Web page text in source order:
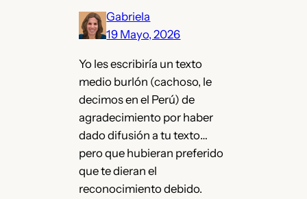
Gabriela
19 Mayo, 2026
Yo les escribiría un texto
medio burlón (cachoso, le
decimos en el Perú) de
agradecimiento por haber
dado difusión a tu texto…
pero que hubieran preferido
que te dieran el
reconocimiento debido.